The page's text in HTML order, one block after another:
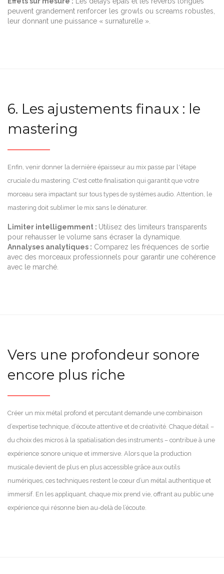
peuvent grandement renforcer les growls ou screams robustes,
leur donnant une puissance « surnaturelle ».
6. Les ajustements finaux : le
mastering
Enfin, venir donner la dernière épaisseur au mix passe par l'étape
cruciale du mastering. C'est cette finalisation qui garantit que votre
morceau sera impactant sur tous types de systèmes audio. Attention, le
mastering doit sublimer le mix sans le dénaturer.
Limiter intelligemment : Utilisez des limiteurs transparents
pour rehausser le volume sans écraser la dynamique.
Annalyses analytiques : Comparez les fréquences de sortie
avec des morceaux professionnels pour garantir une cohérence
avec le marché.
Vers une profondeur sonore
encore plus riche
Créer un mix métal profond et percutant demande une combinaison
d’expertise technique, d’écoute attentive et de créativité. Chaque détail –
du choix des micros à la spatialisation des instruments – contribue à une
expérience sonore unique et immersive. Alors que la production
musicale devient de plus en plus accessible grâce aux outils
numériques, ces techniques restent le cœur d’un métal authentique et
immersif. En les appliquant, chaque mix prend vie, offrant au public une
expérience qui résonne bien au-delà de l’écoute.